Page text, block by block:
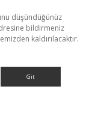
düşündüğünüz
bildirmeniz
kaldırılacaktır.